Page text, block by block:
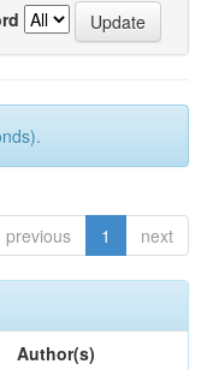
previous 1 next
Author(s)